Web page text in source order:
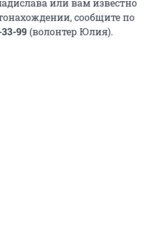
или вам известно
сообщите по
99 (волонтер Юлия).